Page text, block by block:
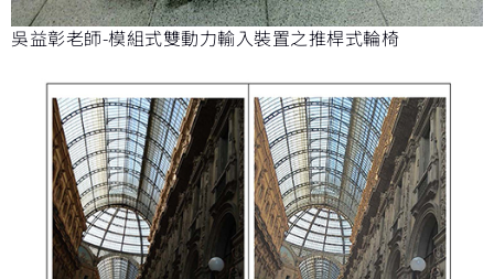
吳益彰老師-模組式雙動力輸入裝置之推桿式輪椅